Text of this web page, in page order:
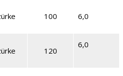
100 6,0
120
6,0